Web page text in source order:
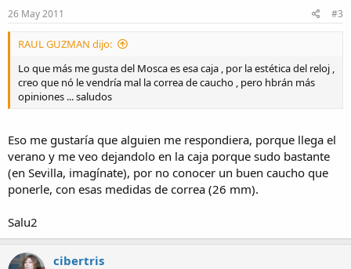
26 May 2011 #3
RAUL GUZMAN dijo:
Lo que más me gusta del Mosca es esa caja , por la estética del reloj ,
creo que nó le vendría mal la correa de caucho , pero hbrán más
opiniones ... saludos
Eso me gustaría que alguien me respondiera, porque llega el
verano y me veo dejandolo en la caja porque sudo bastante
(en Sevilla, imagínate), por no conocer un buen caucho que
ponerle, con esas medidas de correa (26 mm).
Salu2
cibertris